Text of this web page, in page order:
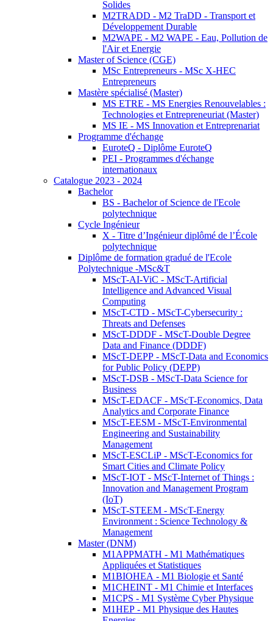
Solides
M2TRADD - M2 TraDD - Transport et
Développement Durable
M2WAPE - M2 WAPE - Eau, Pollution de
l'Air et Energie
Master of Science (CGE)
MSc Entrepreneurs - MSc X-HEC
Entrepreneurs
Mastère spécialisé (Master)
MS ETRE - MS Energies Renouvelables :
Technologies et Entrepreneuriat (Master)
MS IE - MS Innovation et Entreprenariat
Programme d'échange
EuroteQ - Diplôme EuroteQ
PEI - Programmes d'échange
internationaux
Catalogue 2023 - 2024
Bachelor
BS - Bachelor of Science de l'Ecole
polytechnique
Cycle Ingénieur
X - Titre d’Ingénieur diplômé de l’École
polytechnique
Diplôme de formation gradué de l'Ecole
Polytechnique -MSc&T
MScT-AI-ViC - MScT-Artificial
Intelligence and Advanced Visual
Computing
MScT-CTD - MScT-Cybersecurity :
Threats and Defenses
MScT-DDDF - MScT-Double Degree
Data and Finance (DDDF)
MScT-DEPP - MScT-Data and Economics
for Public Policy (DEPP)
MScT-DSB - MScT-Data Science for
Business
MScT-EDACF - MScT-Economics, Data
Analytics and Corporate Finance
MScT-EESM - MScT-Environmental
Engineering and Sustainability
Management
MScT-ESCLiP - MScT-Economics for
Smart Cities and Climate Policy
MScT-IOT - MScT-Internet of Things :
Innovation and Management Program
(IoT)
MScT-STEEM - MScT-Energy
Environment : Science Technology &
Management
Master (DNM)
M1APPMATH - M1 Mathématiques
Appliquées et Statistiques
M1BIOHEA - M1 Biologie et Santé
M1CHEINT - M1 Chimie et Interfaces
M1CPS - M1 Système Cyber Physique
M1HEP - M1 Physique des Hautes